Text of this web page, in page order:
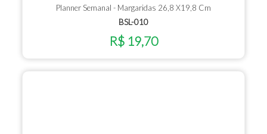
Planner Semanal - Margaridas 26,8 X19,8 Cm
BSL-010
R$ 19,70